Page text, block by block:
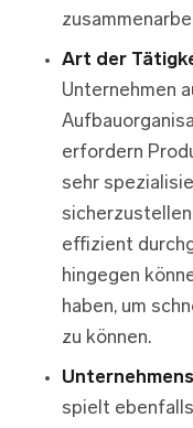
Art der
Unternehmen
erfordern
sehr
effizient
hingegen
haben, um
zu können.
spielt